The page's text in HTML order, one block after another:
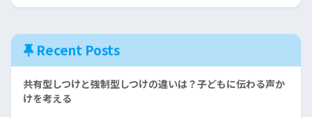
Recent Posts
共有型しつけと強制型しつけの違いは？子どもに伝わる声か
けを考える